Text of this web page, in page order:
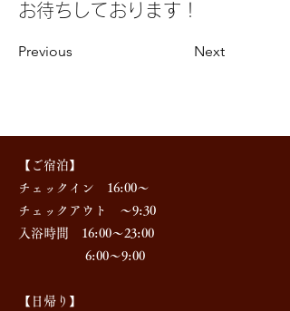
お待ちしております！
Previous Next
【ご宿泊】
チェックイン 16:00～
チェックアウト ～9:30
入浴時間 16:00～23:00
6:00～9:00
【日帰り】